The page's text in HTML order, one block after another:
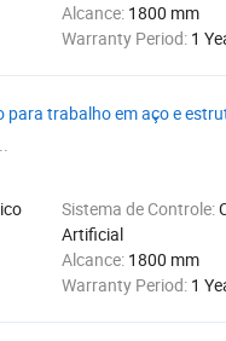
Alcance: 1800 mm
Warranty Period: 1
trabalho em aço e
Sistema de Controle:
Artificial
Alcance: 1800 mm
Warranty Period: 1